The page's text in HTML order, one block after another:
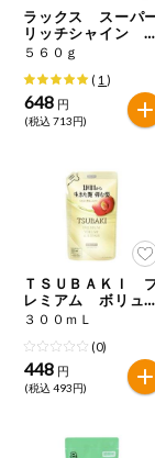
専門ショップサイト
コープしがのサービ
コープしがの情報
ご利用ガイド
商品のリクエスト
アプリのダウンロー
PC版サイトを表示
テキスト注文サイ
ティッシュ・
トイレットペ
ーパー
衛生・生理用
品
洗濯・バス・
トイレ用品
住居・生活用
品
コスメ＆ボデ
ィケア
鶏肉
マカダミアナッ
アレルゲン情報
必ず商品パッケ
特定原材料に準
範囲でのお知ら
ラックス スーパ
リッチシャイン ダ
メージリペア補修シ
ャンプー つめかえ
用
５６０ｇ
( 1 )
648 円
(税込 713円)
ＴＳＵＢＡＫＩ
レミアム ボリュー
ム＆リペア シャン
３００ｍＬ
(0)
448 円
(税込 493円)